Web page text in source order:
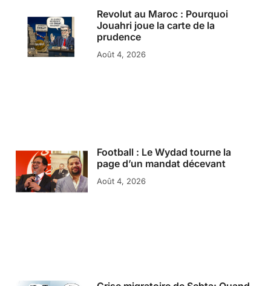
Revolut au Maroc : Pourquoi
Jouahri joue la carte de la
prudence
Août 4, 2026
Football : Le Wydad tourne la
page d’un mandat décevant
Août 4, 2026